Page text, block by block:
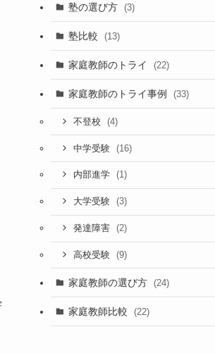
塾の選び方 (3)
塾比較 (13)
家庭教師のトライ (22)
家庭教師のトライ事例 (33)
不登校 (4)
中学受験 (16)
内部進学 (1)
大学受験 (3)
発達障害 (2)
高校受験 (9)
家庭教師の選び方 (24)
家庭教師比較 (22)